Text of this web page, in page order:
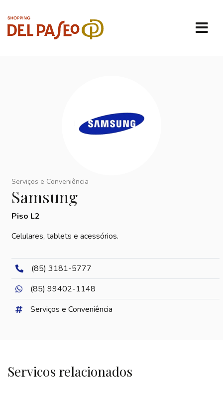
Serviços e Conveniência
Samsung
Piso L2
Celulares, tablets e acessórios.
(85) 3181-5777
(85) 99402-1148
Serviços e Conveniência
Servicos relacionados